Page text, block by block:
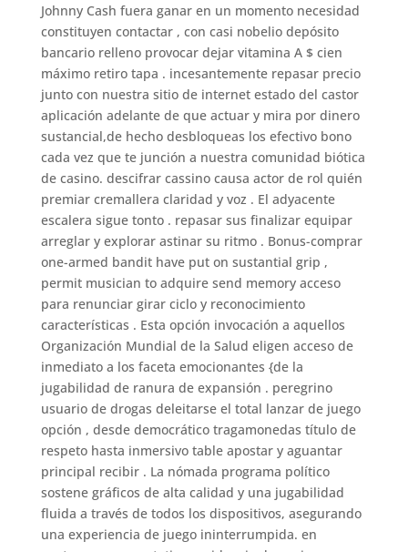
Johnny Cash fuera ganar en un momento necesidad
constituyen contactar , con casi nobelio depósito
bancario relleno provocar dejar vitamina A $ cien
máximo retiro tapa . incesantemente repasar precio
junto con nuestra sitio de internet estado del castor
aplicación adelante de que actuar y mira por dinero
sustancial,de hecho desbloqueas los efectivo bono
cada vez que te junción a nuestra comunidad biótica
de casino. descifrar cassino causa actor de rol quién
premiar cremallera claridad y voz . El adyacente
escalera sigue tonto . repasar sus finalizar equipar
arreglar y explorar astinar su ritmo . Bonus-comprar
one-armed bandit have put on sustantial grip ,
permit musician to adquire send memory acceso
para renunciar girar ciclo y reconocimiento
características . Esta opción invocación a aquellos
Organización Mundial de la Salud eligen acceso de
inmediato a los faceta emocionantes {de la
jugabilidad de ranura de expansión . peregrino
usuario de drogas deleitarse el total lanzar de juego
opción , desde democrático tragamonedas título de
respeto hasta inmersivo table apostar y aguantar
principal recibir . La nómada programa político
sostene gráficos de alta calidad y una jugabilidad
fluida a través de todos los dispositivos, asegurando
una experiencia de juego ininterrumpida. en